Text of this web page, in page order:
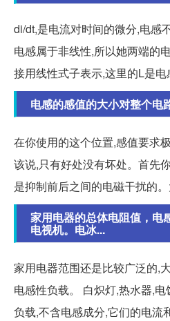
di/dt,是电流对时间的微分,电感
电感属于非线性,所以她两端的
接用线性式子表示,这里的L是电
电感的感值的大小对整个电
在你使用的这个位置,感值要求
该说,只有好处没有坏处。首先
是抑制前后之间的电磁干扰的。
家用电器的总体电阻值，电
电视机。电冰...
家用电器范围还是比较广泛的,
电感性负载。 白炽灯,热水器,
负载,不含电感成分,它们的电流